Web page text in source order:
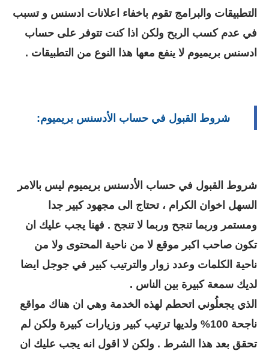
التطبيقات والبرامج تقوم باخفاء اعلانات ادسنس و تسبب
في عدم كسب الربح ولكن اذا كنت تتوفر على حساب
ادسنس بريميوم لا ينفع معها هذا النوع من التطبيقات .
شروط القبول في حساب الأدسنس بريميوم:
شروط القبول في حساب الأدسنس بريميوم ليس بالامر
السهل اخوان الكرام ، تحتاج الى مجهود كبير جدا
ومستمر وربما تنجح وربما لا تنجح . فهنا يجب عليك ان
تكون صاحب اكبر موقع لا من ناحية المحتوى ولا من
ناحية الكلمات وعدد زوار والترتيب كبير في جوجل ايضا
لديك سمعة كبيرة بين الناس .
الذي يجعلُوني اتحطم لهذه الخدمة وهي ان هناك مواقع
ناجحة 100% ولديها ترتيب كبير وزيارات كبيرة ولكن لم
تحقق بعد هذا الشرط . ولكن لا اقول انه يجب عليك ان